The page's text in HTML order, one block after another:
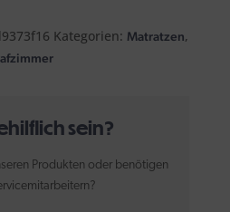
Kategorien: Matratzen,
sein?
Produkten oder benötigen